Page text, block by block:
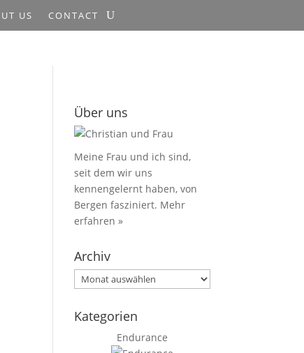
US CONTACT
Über uns
Meine Frau und ich sind,
seit dem wir uns
kennengelernt haben, von
Bergen fasziniert. Mehr
erfahren »
Archiv
Archiv
Kategorien
Endurance